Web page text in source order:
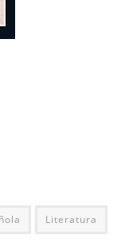
Literatura